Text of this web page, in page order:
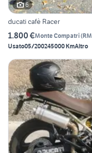
6
ducati cafè Racer
1.800 €Monte Compatri(RM
Usato05/200245000 KmAltro